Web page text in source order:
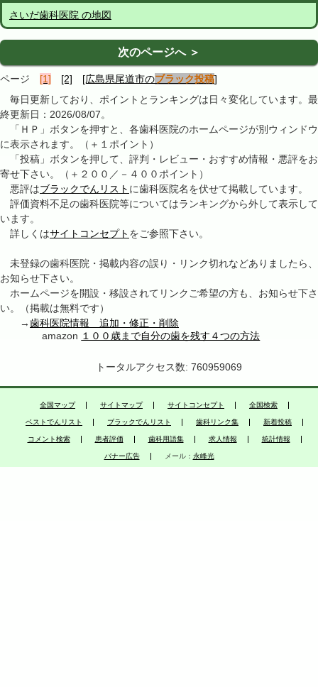
さいだ歯科医院 の地図
次のページへ ＞
ページ [1] [2] [広島県尾道市のブラック投稿]
毎日更新しており、ポイントとランキングは日々変化しています。最
終更新日：2026/08/07。
「ＨＰ」ボタンを押すと、各歯科医院のホームページが別ウィンドウ
に表示されます。（＋１ポイント）
「投稿」ボタンを押して、評判・レビュー・おすすめ情報・悪評をお
寄せ下さい。（＋２００／－４００ポイント）
悪評はブラックでんリスト に歯科医院名を伏せて掲載しています。
評価資料不足の歯科医院等についてはランキングから外して表示して
います。
詳しくはサイトコンセプト をご参照下さい。
未登録の歯科医院・掲載内容の誤り・リンク切れなどありましたら、
お知らせ下さい。
ホームページを開設・移設されてリンクご希望の方も、お知らせ下さ
い。（掲載は無料です）
→歯科医院情報 追加・修正・削除
amazon １００歳まで自分の歯を残す４つの方法
トータルアクセス数: 760959069
全国マップ サイトマップ サイトコンセプト 全国検索
ベストでんリスト ブラックでんリスト 歯科リンク集 新着投稿
コメント検索 患者評価 歯科用語集 求人情報 統計情報
バナー広告 メール： 永峰光